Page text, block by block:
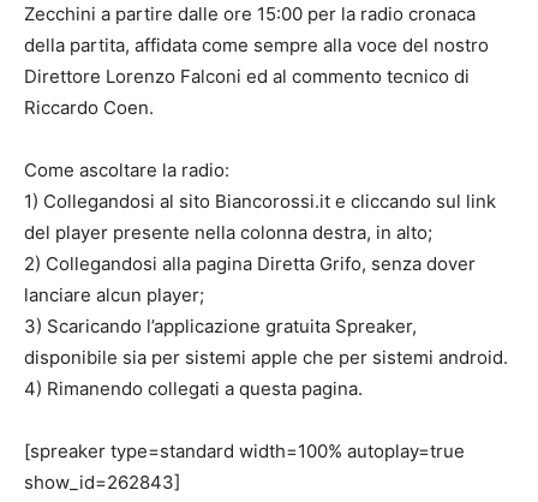
Zecchini a partire dalle ore 15:00 per la radio cronaca
della partita, affidata come sempre alla voce del nostro
Direttore Lorenzo Falconi ed al commento tecnico di
Riccardo Coen.
Come ascoltare la radio:
1) Collegandosi al sito Biancorossi.it e cliccando sul link
del player presente nella colonna destra, in alto;
2) Collegandosi alla pagina Diretta Grifo, senza dover
lanciare alcun player;
3) Scaricando l’applicazione gratuita Spreaker,
disponibile sia per sistemi apple che per sistemi android.
4) Rimanendo collegati a questa pagina.
[spreaker type=standard width=100% autoplay=true
show_id=262843]